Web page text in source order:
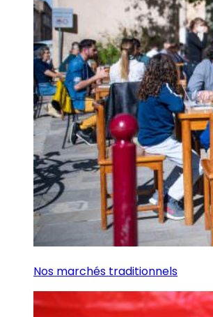
Nos marchés traditionnels